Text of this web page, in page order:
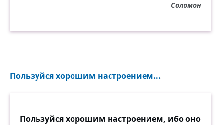
Соломон
Пользуйся хорошим настроением...
Пользуйся хорошим настроением, ибо оно